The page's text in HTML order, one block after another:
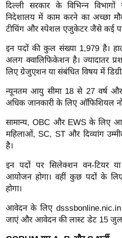
हि
त्य
ग
त
ऑ
टो
व
न्यू
ज
फ
म
नो
रं
ज
दिल्ली सरकार के विभिन्न
निदेशालय में काम करने का अच्छा
टीचिंग और स्पेशल एजुकेटर जैसे कई
इन पदों की कुल संख्या 1,979 है।
अलग क्वालिफिकेशन है। ज्यादातर
लिए ग्रेजुएशन या संबंधित विषय में
न्यूनतम आयु सीमा 18 से 27 वर्ष
अधिक जानकारी के लिए ऑफिशियल
सामान्य, OBC और EWS के लिए
महिलाओं, SC, ST और दिव्यांग
है।
इन पदों पर सिलेक्शन वन-टियर या
आयोजन होगा। वहीं कुछ पदों के
होगा।
आवेदन के लिए dsssbonline.nic.in
जाएं और आवेदन की लास्ट डेट 15